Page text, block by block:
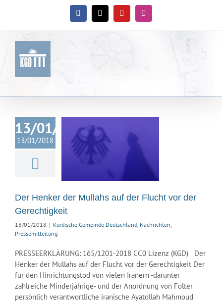
Facebook
X YouTubeInstagram
13/01/2018
13/01/2018
der
auf der
Der Henker der Mullahs auf der Flucht vor der
Gerechtigkeit
13/01/2018 | Kurdische Gemeinde Deutschland Nachrichten
Pressemitteilung
PRESSEERKLÄRUNG: 165/1201-2018 CC0 Lizenz (KGD) Der
Henker der Mullahs auf der Flucht vor der Gerechtigkeit Der
für den Hinrichtungstod von vielen Iranern -darunter
zahlreiche Minderjährige- und der Anordnung von Folter
persönlich verantwortliche iranische Ayatollah Mahmoud